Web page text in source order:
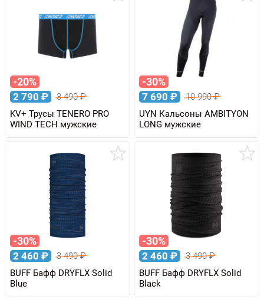
-20%
2 790 ₽ 3 490₽
KV+ Трусы TENERO PRO
WIND TECH мужские
-30%
7 690 ₽ 10 990₽
UYN Кальсоны AMBITYON
LONG мужские
-30%
2 460 ₽ 3 490₽
BUFF Бафф DRYFLX Solid
Blue
-30%
2 460 ₽ 3 490₽
BUFF Бафф DRYFLX Solid
Black